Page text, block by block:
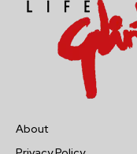
About